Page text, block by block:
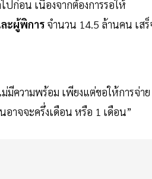
ก่อน เนื่องจากต้องการรอให้
ะผู้พิการ จำนวน 14.5 ล้านคน เส
มีความพร้อม เพียงแต่ขอให้การจ่าย
าจจะครึ่งเดือน หรือ 1 เดือน”